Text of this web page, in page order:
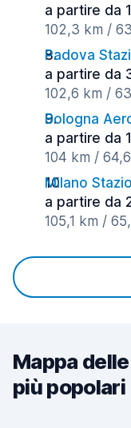
a partire da
102,3 km /
Padova
a partire da
102,6 km /
Bologna
a partire da
104 km /
Milano
a partire da
105,1 km /
Mappa
più popolari